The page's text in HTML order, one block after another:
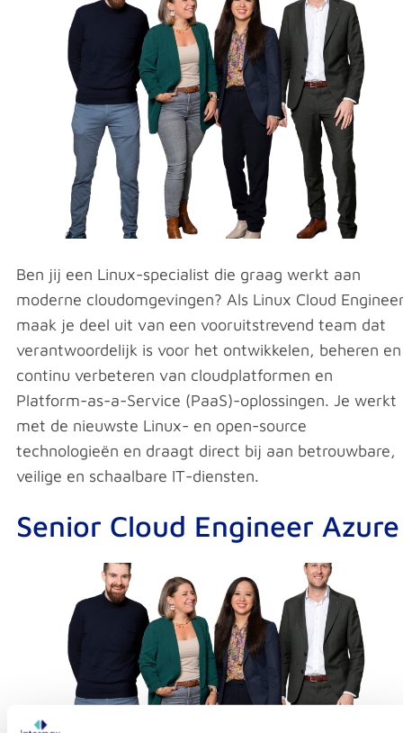
Ben jij een Linux-specialist die graag werkt aan
moderne cloudomgevingen? Als Linux Cloud
maak je deel uit van een vooruitstrevend team dat
verantwoordelijk is voor het ontwikkelen, beheren en
continu verbeteren van cloudplatformen en
Platform-as-a-Service (PaaS)-oplossingen. Je werkt
met de nieuwste Linux- en open-source
technologieën en draagt direct bij aan betrouwbare,
veilige en schaalbare IT-diensten.
Senior Cloud Engineer Azure